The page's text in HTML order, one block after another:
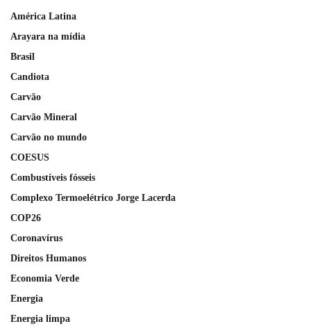
América Latina
Arayara na mídia
Brasil
Candiota
Carvão
Carvão Mineral
Carvão no mundo
COESUS
Combustíveis fósseis
Complexo Termoelétrico Jorge Lacerda
COP26
Coronavírus
Direitos Humanos
Economia Verde
Energia
Energia limpa